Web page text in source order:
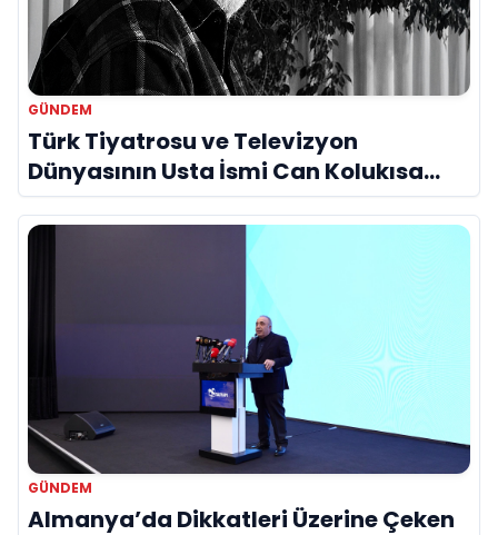
GÜNDEM
Türk Tiyatrosu ve Televizyon
Dünyasının Usta İsmi Can Kolukısa
Hayatını Kaybetti
GÜNDEM
Almanya’da Dikkatleri Üzerine Çeken